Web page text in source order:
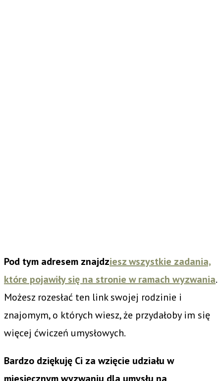
Pod tym adresem znajdziesz wszystkie zadania,
które pojawiły się na stronie w ramach wyzwania.
Możesz rozesłać ten link swojej rodzinie i
znajomym, o których wiesz, że przydałoby im się
więcej ćwiczeń umysłowych.
Bardzo dziękuję Ci za wzięcie udziału w